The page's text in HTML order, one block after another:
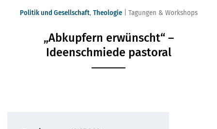
Politik und Gesellschaft, Theologie Tagungen & Workshops
„Abkupfern erwünscht“ –
Ideenschmiede pastoral